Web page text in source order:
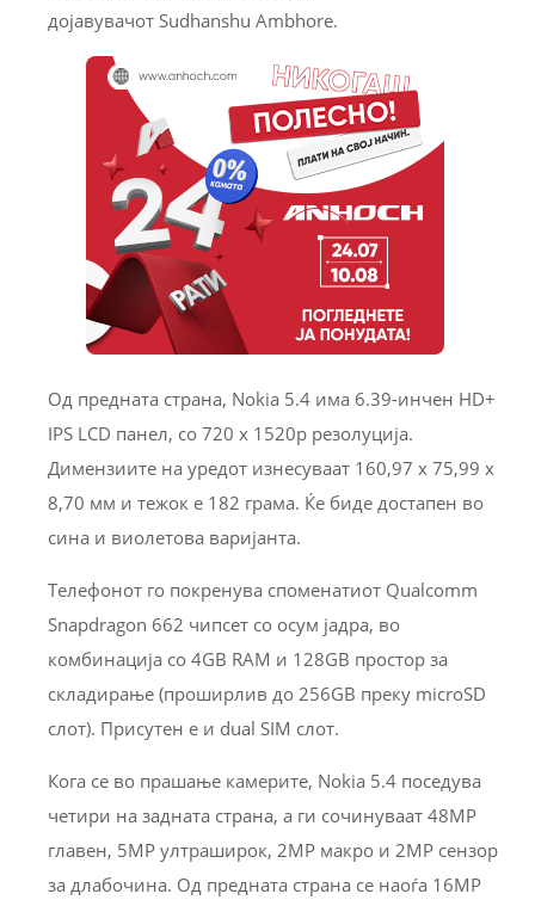
дојавувачот Sudhanshu Ambhore.
Од предната страна, Nokia 5.4 има 6.39-инчен HD+
IPS LCD панел, со 720 x 1520p резолуција.
Димензиите на уредот изнесуваат 160,97 x 75,99 x
8,70 мм и тежок е 182 грама. Ќе биде достапен во
сина и виолетова варијанта.
Телефонот го покренува споменатиот Qualcomm
Snapdragon 662 чипсет со осум јадра, во
комбинација со 4GB RAM и 128GB простор за
складирање (проширлив до 256GB преку microSD
слот). Присутен е и dual SIM слот.
Кога се во прашање камерите, Nokia 5.4 поседува
четири на задната страна, а ги сочинуваат 48MP
главен, 5MP ултраширок, 2MP макро и 2MP сензор
за длабочина. Од предната страна се наоѓа 16MP